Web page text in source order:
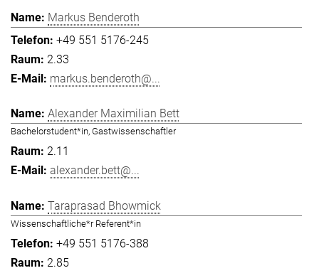
Markus Benderoth
+49 551 5176-245
2.33
markus.benderoth@...
Alexander Maximilian Bett
Bachelorstudent*in, Gastwissenschaftler
2.11
alexander.bett@...
Taraprasad Bhowmick
Wissenschaftliche*r Referent*in
+49 551 5176-388
2.85